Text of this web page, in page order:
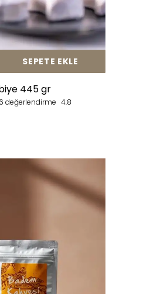
SEPETE EKLE
445 gr
değerlendirme 4.8